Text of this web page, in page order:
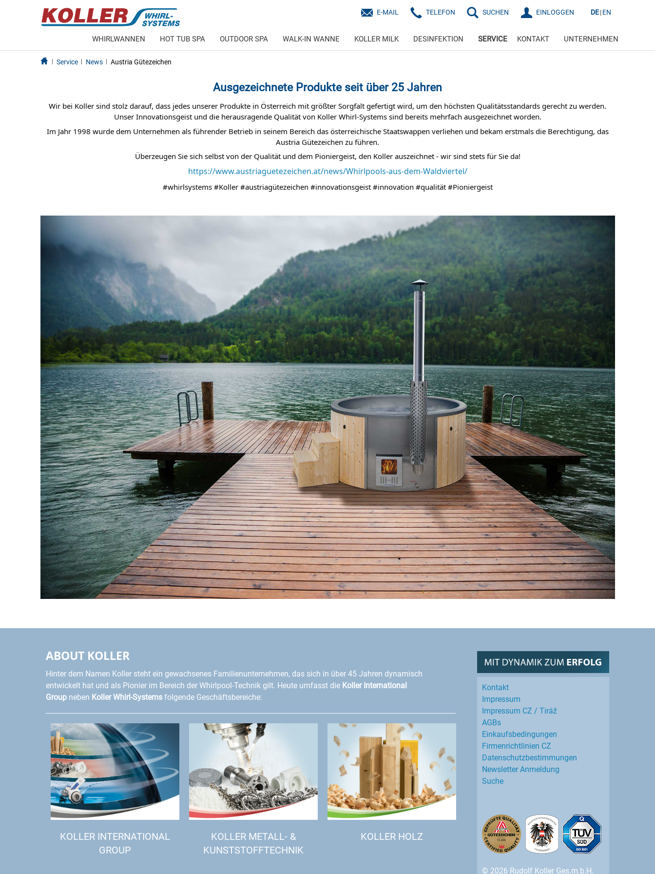
E-MAIL TELEFON SUCHEN EINLOGGEN DE EN
WHIRLWANNEN HOT TUB SPA OUTDOOR SPA WALK-IN WANNE KOLLER MILK DESINFEKTION SERVICE KONTAKT UNTERNEHMEN
Service News Austria Gütezeichen
Ausgezeichnete Produkte seit über 25 Jahren
Wir bei Koller sind stolz darauf, dass jedes unserer Produkte in Österreich mit größter Sorgfalt gefertigt wird, um den höchsten Qualitätsstandards gerecht zu werden.
Unser Innovationsgeist und die herausragende Qualität von Koller Whirl-Systems sind bereits mehrfach ausgezeichnet worden.
Im Jahr 1998 wurde dem Unternehmen als führender Betrieb in seinem Bereich das österreichische Staatswappen verliehen und bekam erstmals die Berechtigung, das
Austria Gütezeichen zu führen.
Überzeugen Sie sich selbst von der Qualität und dem Pioniergeist, den Koller auszeichnet - wir sind stets für Sie da!
https://www.austriaguetezeichen.at/news/Whirlpools-aus-dem-Waldviertel/
#whirlsystems #Koller #austriagütezeichen #innovationsgeist #innovation #qualität #Pioniergeist
ABOUT KOLLER
Hinter dem Namen Koller steht ein gewachsenes Familienunternehmen, das sich in über 45 Jahren dynamisch
entwickelt hat und als Pionier im Bereich der Whirlpool-Technik gilt. Heute umfasst die Koller International
Group neben Koller Whirl-Systems folgende Geschäftsbereiche:
KOLLER INTERNATIONAL
GROUP
KOLLER METALL- &
KUNSTSTOFFTECHNIK
KOLLER HOLZ
Kontakt
Impressum
Impressum CZ / Tiráž
AGBs
Einkaufs­bedingungen
Firmenrichtlinien CZ
Datenschutz­bestimmungen
Newsletter Anmeldung
Suche
© 2026 Rudolf Koller Ges.m.b.H.